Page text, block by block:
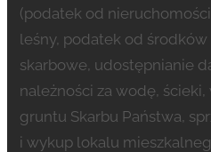
(podatek od
leśny, podatek od
skarbowe, udostępnianie
należności za wodę,
gruntu Skarbu Państwa,
i wykup lokalu